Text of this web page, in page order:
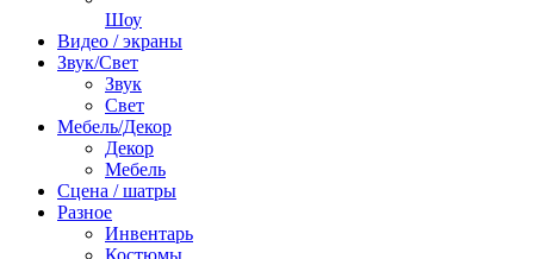
Шоу
Видео / экраны
Звук/Свет
Звук
Свет
Мебель/Декор
Декор
Мебель
Сцена / шатры
Разное
Инвентарь
Костюмы